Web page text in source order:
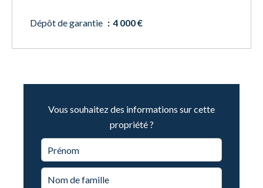
Dépôt de garantie 4 000 €
Vous souhaitez des informations sur cette
propriété ?